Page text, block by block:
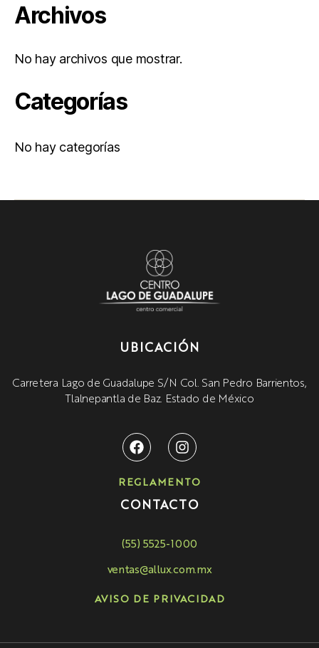
Archivos
No hay archivos que mostrar.
Categorías
No hay categorías
UBICACIÓN
Carretera Lago de Guadalupe S/N Col. San Pedro Barrientos,
Tlalnepantla de Baz. Estado de México
REGLAMENTO
CONTACTO
(55) 5525-1000
ventas@allux.com.mx
AVISO DE PRIVACIDAD